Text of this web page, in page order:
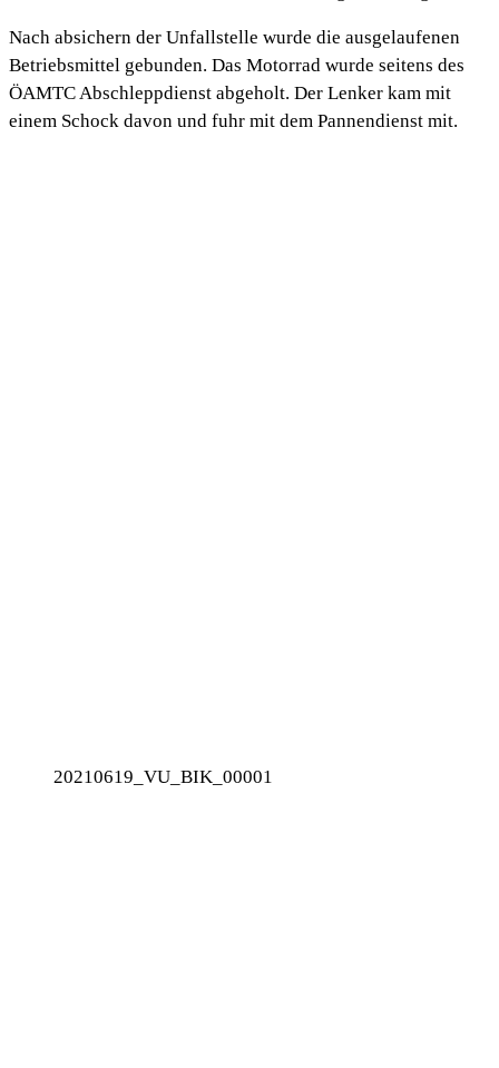
Nach absichern der Unfallstelle wurde die ausgelaufenen
Betriebsmittel gebunden. Das Motorrad wurde seitens des
ÖAMTC Abschleppdienst abgeholt. Der Lenker kam mit
einem Schock davon und fuhr mit dem Pannendienst mit.
20210619_VU_BIK_00001